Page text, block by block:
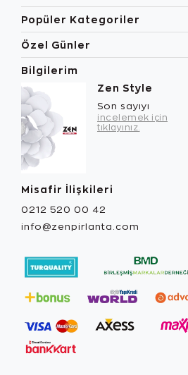
Popüler Kategoriler
Özel Günler
Bilgilerim
Zen Style
Son sayıyı
incelemek için
tıklayınız.
Misafir İlişkileri
0212 520 00 42
info@zenpirlanta.com